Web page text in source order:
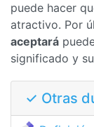
puede hacer
atractivo. Por
aceptará
significado y
✓ Otras